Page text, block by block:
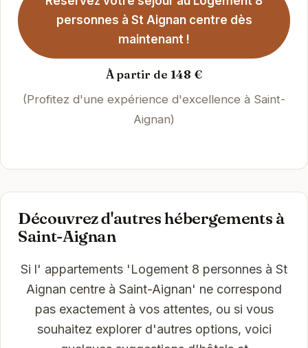
personnes à St Aignan centre dès
maintenant !
À partir de 148 €
(Profitez d'une expérience d'excellence à Saint-
Aignan)
Découvrez d'autres hébergements à
Saint-Aignan
Si l' appartements 'Logement 8 personnes à St
Aignan centre à Saint-Aignan' ne correspond
pas exactement à vos attentes, ou si vous
souhaitez explorer d'autres options, voici